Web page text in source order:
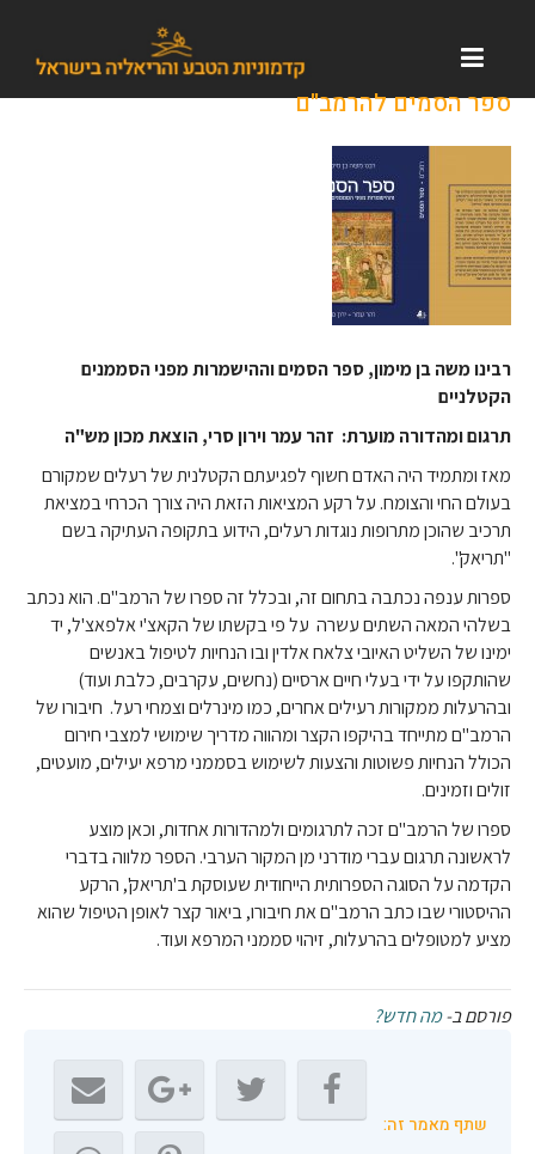
ספר הסמים להרמב"ם
רבינו משה בן מימון, ספר הסמים וההישמרות מפני הסממנים
הקטלניים
תרגום ומהדורה מוערת: זהר עמר וירון סרי, הוצאת מכון מש"ה
מאז ומתמיד היה האדם חשוף לפגיעתם הקטלנית של רעלים שמקורם
בעולם החי והצומח. על רקע המציאות הזאת היה צורך הכרחי במציאת
תרכיב שהוכן מתרופות נוגדות רעלים, הידוע בתקופה העתיקה בשם
"תריאק".
ספרות ענפה נכתבה בתחום זה, ובכלל זה ספרו של הרמב"ם. הוא נכתב
בשלהי המאה השתים עשרה על פי בקשתו של הקאצ'י אלפאצ'ל, יד
ימינו של השליט האיובי צלאח אלדין ובו הנחיות לטיפול באנשים
שהותקפו על ידי בעלי חיים ארסיים (נחשים, עקרבים, כלבת ועוד)
ובהרעלות ממקורות רעילים אחרים, כמו מינרלים וצמחי רעל. חיבורו של
הרמב"ם מתייחד בהיקפו הקצר ומהווה מדריך שימושי למצבי חירום
הכולל הנחיות פשוטות והצעות לשימוש בסממני מרפא יעילים, מועטים,
זולים וזמינים.
ספרו של הרמב"ם זכה לתרגומים ולמהדורות אחדות, וכאן מוצע
לראשונה תרגום עברי מודרני מן המקור הערבי. הספר מלווה בדברי
הקדמה על הסוגה הספרותית הייחודית שעוסקת ב'תריאק', הרקע
ההיסטורי שבו כתב הרמב"ם את חיבורו, ביאור קצר לאופן הטיפול שהוא
מציע למטופלים בהרעלות, זיהוי סממני המרפא ועוד.
פורסם ב-מה חדש?
שתף מאמר זה: